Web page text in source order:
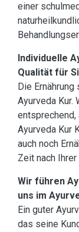
einer
Individuelle
Qualität für
Die
Ayurveda Kur.
Ayurveda Kur
auch noch
Zeit nach Ihrer
Wir führen
uns im
Ein guter
das seine